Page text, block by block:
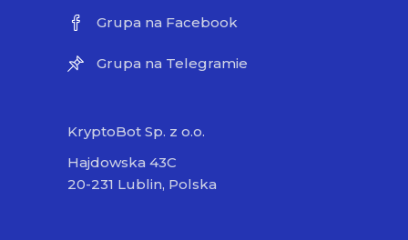
Grupa na Facebook
Grupa na Telegramie
KryptoBot Sp. z o.o.
Hajdowska 43C
20-231 Lublin, Polska